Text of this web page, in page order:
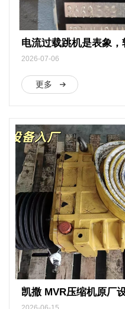
电流过载跳机是表象，
2026-07-06
更多
凯撒 MVR压缩机原厂